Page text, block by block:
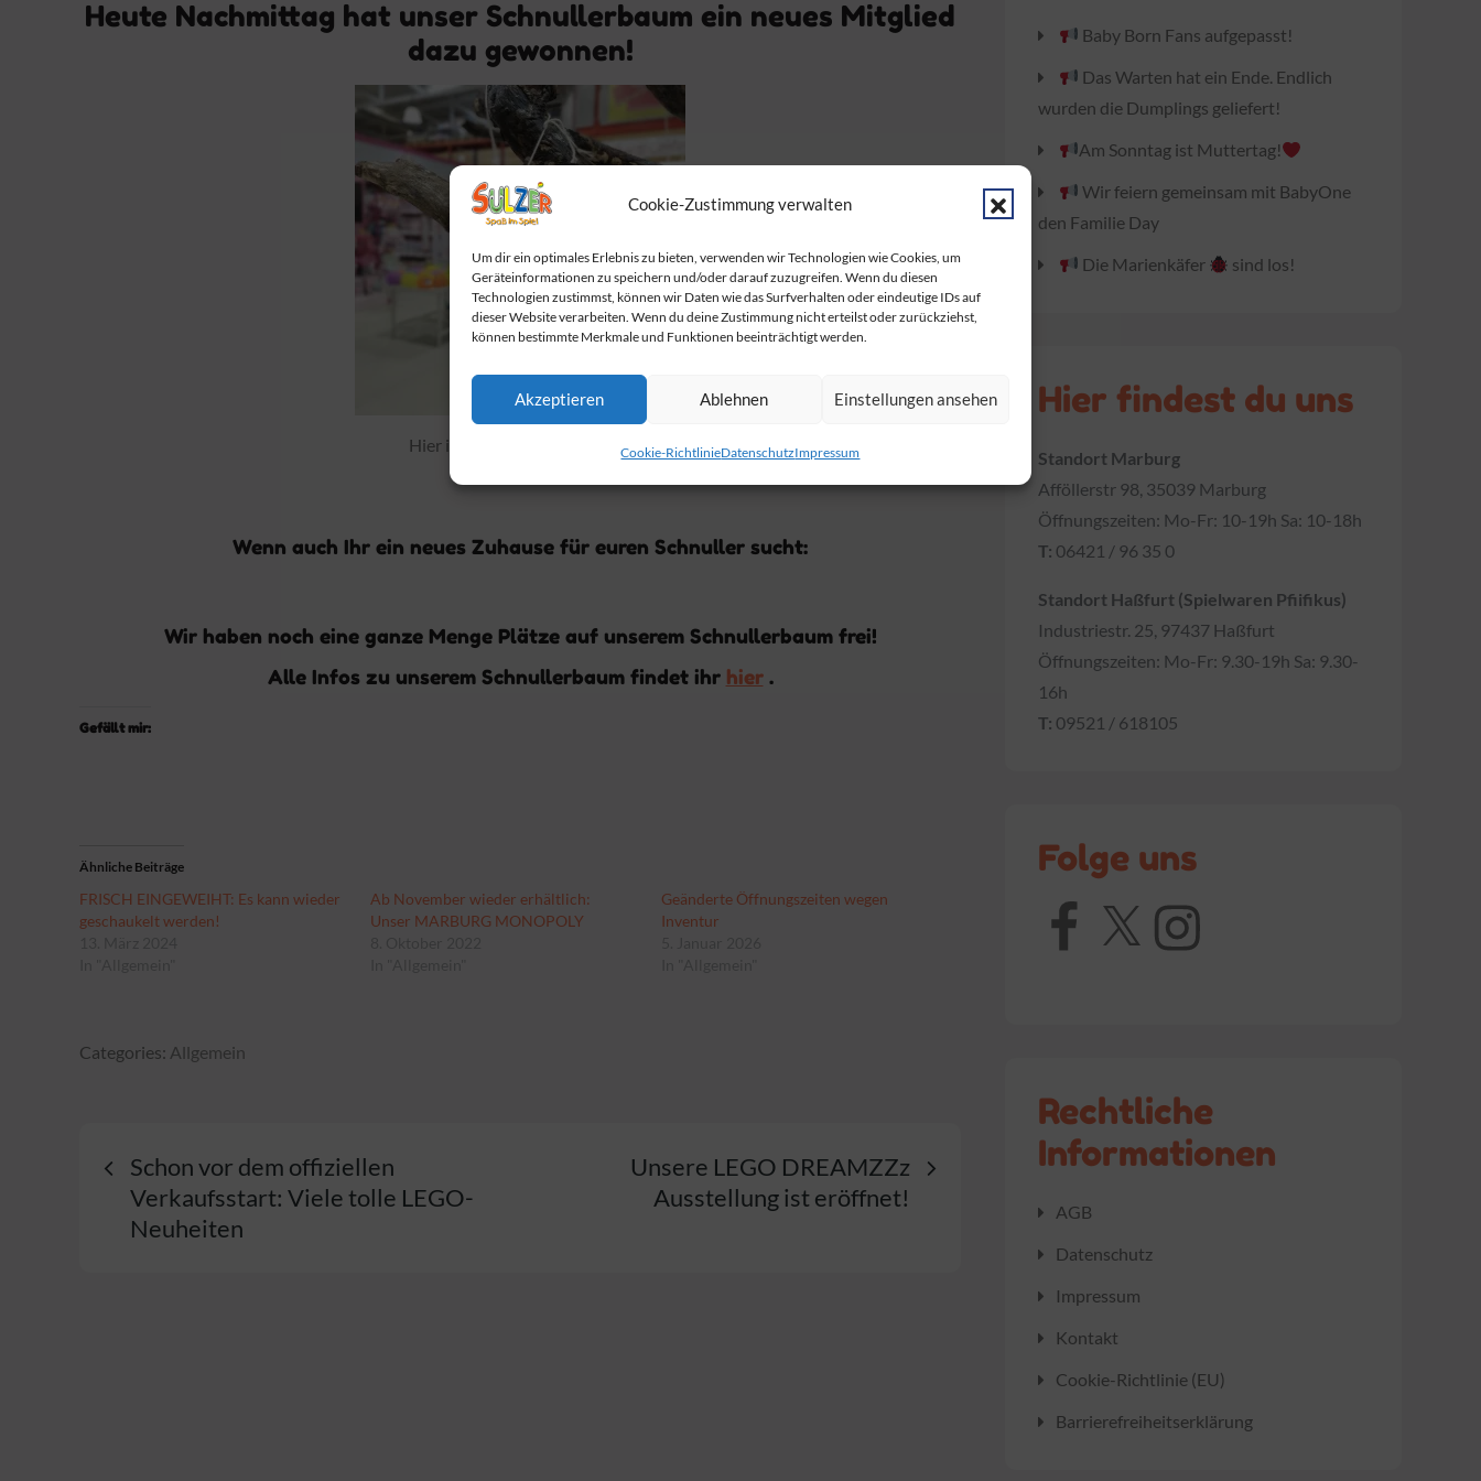
Cookie-Zustimmung verwalten
Um dir ein optimales Erlebnis zu bieten, verwenden wir Technologien wie Cookies, um
Geräteinformationen zu speichern und/oder darauf zuzugreifen. Wenn du diesen
Technologien zustimmst, können wir Daten wie das Surfverhalten oder eindeutige IDs auf
dieser Website verarbeiten. Wenn du deine Zustimmung nicht erteilst oder zurückziehst,
können bestimmte Merkmale und Funktionen beeinträchtigt werden.
Akzeptieren Ablehnen Einstellungen ansehen
Cookie-RichtlinieDatenschutzImpressum
Heute Nachmittag hat unser Schnullerbaum ein neues Mitglied
dazu gewonnen!
Hier ist unser neues Mitglied!
Wenn auch Ihr ein neues Zuhause für euren Schnuller sucht:
Wir haben noch eine ganze Menge Plätze auf unserem Schnullerbaum frei!
Alle Infos zu unserem Schnullerbaum findet ihr hier.
Gefällt mir:
Ähnliche Beiträge
FRISCH EINGEWEIHT: Es kann wieder
geschaukelt werden!
Ab November wieder erhältlich:
Unser MARBURG MONOPOLY
Geänderte Öffnungszeiten wegen
Inventur
Categories:
Categories: Allgemein
Beitragsnavigation
Schon vor dem offiziellen
Verkaufsstart: Viele tolle LEGO-
Neuheiten
Unsere LEGO DREAMZZz
Ausstellung ist eröffnet!
Baby Born Fans aufgepasst!
Das Warten hat ein Ende. Endlich
wurden die Dumplings geliefert!
Am Sonntag ist Muttertag!
Wir feiern gemeinsam mit BabyOne
den Familie Day
Die Marienkäfer
sind los!
Hier findest du uns
Standort Marburg
Afföllerstr 98, 35039 Marburg
Öffnungszeiten: Mo-Fr: 10-19h Sa: 10-18h
T: 06421 / 96 35 0
Standort Haßfurt (Spielwaren Pfiifikus)
Industriestr. 25, 97437 Haßfurt
Öffnungszeiten: Mo-Fr: 9.30-19h Sa: 9.30-
16h
T: 09521 / 618105
Folge uns
Facebook
X Instagram
Rechtliche
Informationen
AGB
Datenschutz
Impressum
Kontakt
Cookie-Richtlinie (EU)
Barrierefreiheitserklärung